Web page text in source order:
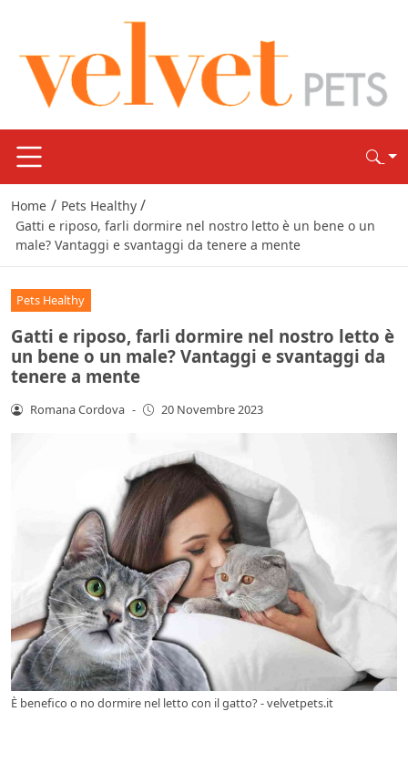
Home / Pets Healthy /
Gatti e riposo, farli dormire nel nostro letto è un bene o un
male? Vantaggi e svantaggi da tenere a mente
Pets Healthy
Gatti e riposo, farli dormire nel nostro letto è
un bene o un male? Vantaggi e svantaggi da
tenere a mente
Romana Cordova - 20 Novembre 2023
È benefico o no dormire nel letto con il gatto? - velvetpets.it